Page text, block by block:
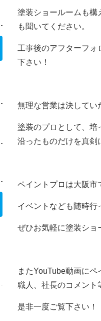
塗装ショールームも構
も聞いてください。
工事後のアフターフ
下さい！
無理な営業は決してい
塗装のプロとして、培
沿ったものだけを真剣
ペイントプロは大阪市
イベントなども随時行
ぜひお気軽に塗装ショ
またYouTube動画に
職人、社長のコメント
是非一度ご覧下さい！